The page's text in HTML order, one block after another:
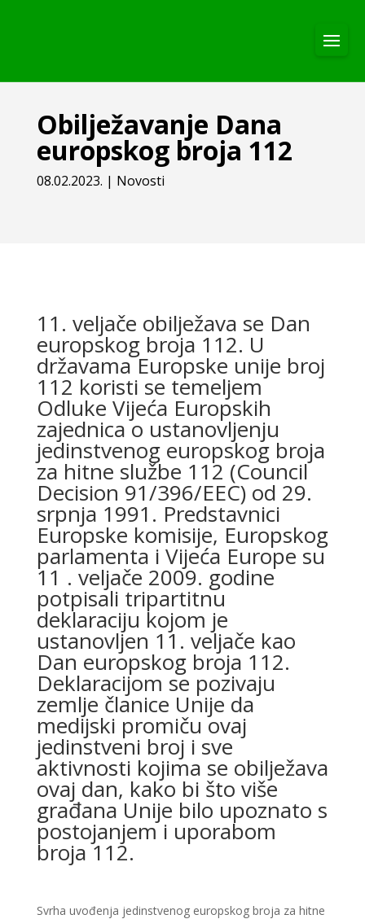
Obilježavanje Dana
europskog broja 112
08.02.2023. | Novosti
11. veljače obilježava se Dan
europskog broja 112. U
državama Europske unije broj
112 koristi se temeljem
Odluke Vijeća Europskih
zajednica o ustanovljenju
jedinstvenog europskog broja
za hitne službe 112 (Council
Decision 91/396/EEC) od 29.
srpnja 1991. Predstavnici
Europske komisije, Europskog
parlamenta i Vijeća Europe su
11 . veljače 2009. godine
potpisali tripartitnu
deklaraciju kojom je
ustanovljen 11. veljače kao
Dan europskog broja 112.
Deklaracijom se pozivaju
zemlje članice Unije da
medijski promiču ovaj
jedinstveni broj i sve
aktivnosti kojima se obilježava
ovaj dan, kako bi što više
građana Unije bilo upoznato s
postojanjem i uporabom
broja 112.
Svrha uvođenja jedinstvenog europskog broja za hitne